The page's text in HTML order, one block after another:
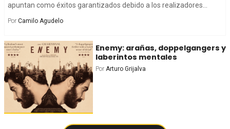
apuntan como éxitos garantizados debido a los realizadores...
Por Camilo Agudelo
Enemy: arañas, doppelgangers y
laberintos mentales
Por Arturo Grijalva